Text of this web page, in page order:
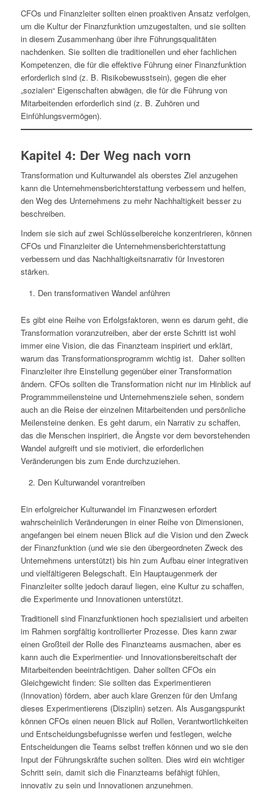
CFOs und Finanzleiter sollten einen proaktiven Ansatz verfolgen,
um die Kultur der Finanzfunktion umzugestalten, und sie sollten
in diesem Zusammenhang über ihre Führungsqualitäten
nachdenken. Sie sollten die traditionellen und eher fachlichen
Kompetenzen, die für die effektive Führung einer Finanzfunktion
erforderlich sind (z. B. Risikobewusstsein), gegen die eher
„sozialen“ Eigenschaften abwägen, die für die Führung von
Mitarbeitenden erforderlich sind (z. B. Zuhören und
Einfühlungsvermögen).
Kapitel 4: Der Weg nach vorn
Transformation und Kulturwandel als oberstes Ziel anzugehen
kann die Unternehmensberichterstattung verbessern und helfen,
den Weg des Unternehmens zu mehr Nachhaltigkeit besser zu
beschreiben.
Indem sie sich auf zwei Schlüsselbereiche konzentrieren, können
CFOs und Finanzleiter die Unternehmensberichterstattung
verbessern und das Nachhaltigkeitsnarrativ für Investoren
stärken.
Den transformativen Wandel anführen
Es gibt eine Reihe von Erfolgsfaktoren, wenn es darum geht, die
Transformation voranzutreiben, aber der erste Schritt ist wohl
immer eine Vision, die das Finanzteam inspiriert und erklärt,
warum das Transformationsprogramm wichtig ist. Daher sollten
Finanzleiter ihre Einstellung gegenüber einer Transformation
ändern. CFOs sollten die Transformation nicht nur im Hinblick auf
Programmmeilensteine und Unternehmensziele sehen, sondern
auch an die Reise der einzelnen Mitarbeitenden und persönliche
Meilensteine denken. Es geht darum, ein Narrativ zu schaffen,
das die Menschen inspiriert, die Ängste vor dem bevorstehenden
Wandel aufgreift und sie motiviert, die erforderlichen
Veränderungen bis zum Ende durchzuziehen.
Den Kulturwandel vorantreiben
Ein erfolgreicher Kulturwandel im Finanzwesen erfordert
wahrscheinlich Veränderungen in einer Reihe von Dimensionen,
angefangen bei einem neuen Blick auf die Vision und den Zweck
der Finanzfunktion (und wie sie den übergeordneten Zweck des
Unternehmens unterstützt) bis hin zum Aufbau einer integrativen
und vielfältigeren Belegschaft. Ein Hauptaugenmerk der
Finanzleiter sollte jedoch darauf liegen, eine Kultur zu schaffen,
die Experimente und Innovationen unterstützt.
Traditionell sind Finanzfunktionen hoch spezialisiert und arbeiten
im Rahmen sorgfältig kontrollierter Prozesse. Dies kann zwar
einen Großteil der Rolle des Finanzteams ausmachen, aber es
kann auch die Experimentier- und Innovationsbereitschaft der
Mitarbeitenden beeinträchtigen. Daher sollten CFOs ein
Gleichgewicht finden: Sie sollten das Experimentieren
(Innovation) fördern, aber auch klare Grenzen für den Umfang
dieses Experimentierens (Disziplin) setzen. Als Ausgangspunkt
können CFOs einen neuen Blick auf Rollen, Verantwortlichkeiten
und Entscheidungsbefugnisse werfen und festlegen, welche
Entscheidungen die Teams selbst treffen können und wo sie den
Input der Führungskräfte suchen sollten. Dies wird ein wichtiger
Schritt sein, damit sich die Finanzteams befähigt fühlen,
innovativ zu sein und Innovationen anzunehmen.